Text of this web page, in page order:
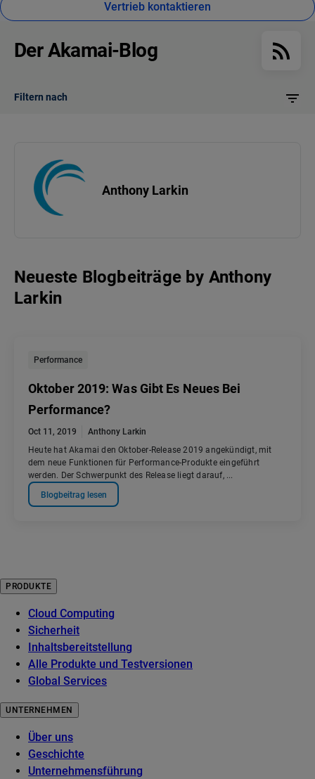
Vertrieb kontaktieren
Der Akamai-Blog
Filtern nach
Anthony Larkin
Neueste Blogbeiträge by Anthony
Larkin
Performance
Oktober 2019: Was Gibt Es Neues Bei
Performance?
Oct 11, 2019
Anthony Larkin
Heute hat Akamai den Oktober-Release 2019 angekündigt, mit
dem neue Funktionen für Performance-Produkte eingeführt
werden. Der Schwerpunkt des Release liegt darauf, ...
Blogbeitrag lesen
PRODUKTE
Cloud Computing
Sicherheit
Inhaltsbereitstellung
Alle Produkte und Testversionen
Global Services
UNTERNEHMEN
Über uns
Geschichte
Unternehmensführung